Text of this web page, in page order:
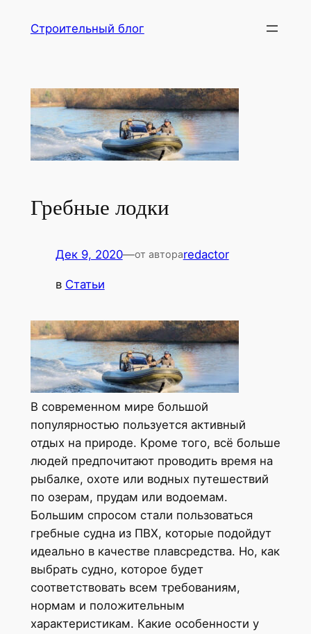
Строительный блог
Гребные лодки
Дек 9, 2020—от автораredactor
в Статьи
В современном мире большой
популярностью пользуется активный
отдых на природе. Кроме того, всё больше
людей предпочитают проводить время на
рыбалке, охоте или водных путешествий
по озерам, прудам или водоемам.
Большим спросом стали пользоваться
гребные судна из ПВХ, которые подойдут
идеально в качестве плавсредства. Но, как
выбрать судно, которое будет
соответствовать всем требованиям,
нормам и положительным
характеристикам. Какие особенности у